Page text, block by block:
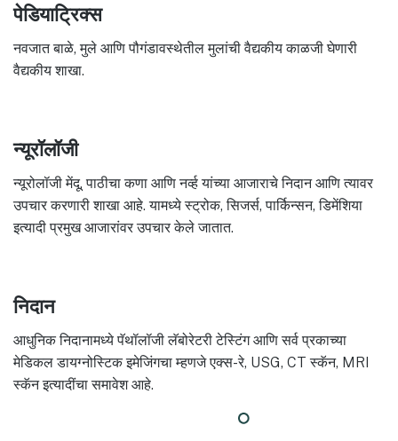
पेडियाट्रिक्स
नवजात बाळे, मुले आणि पौगंडावस्थेतील मुलांची वैद्यकीय काळजी घेणारी
वैद्यकीय शाखा.
न्यूरॉलॉजी
न्यूरोलॉजी मेंदू, पाठीचा कणा आणि नर्व्ह यांच्या आजाराचे निदान आणि त्यावर
उपचार करणारी शाखा आहे. यामध्ये स्ट्रोक, सिजर्स, पार्किन्सन, डिमेंशिया
इत्यादी प्रमुख आजारांवर उपचार केले जातात.
निदान
आधुनिक निदानामध्ये पॅथॉलॉजी लॅबोरेटरी टेस्टिंग आणि सर्व प्रकाच्या
मेडिकल डायग्नोस्टिक इमेजिंगचा म्हणजे एक्स-रे, USG, CT स्कॅन, MRI
स्कॅन इत्यादींचा समावेश आहे.